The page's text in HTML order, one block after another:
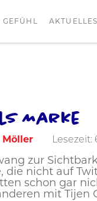
GEFÜHL AKTUELLES
Marke
Möller Lesezeit:
zur
die nicht auf
schon gar
mit Tijen